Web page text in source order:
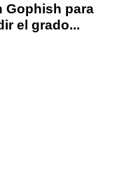
Gophish para
el grado...